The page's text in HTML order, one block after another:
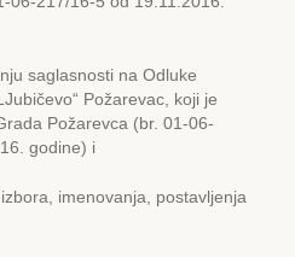
saglasnosti na Odluke
Požarevac, koji je
Požarevca (br. 01-06-
godine) i
imenovanja, postavljenja